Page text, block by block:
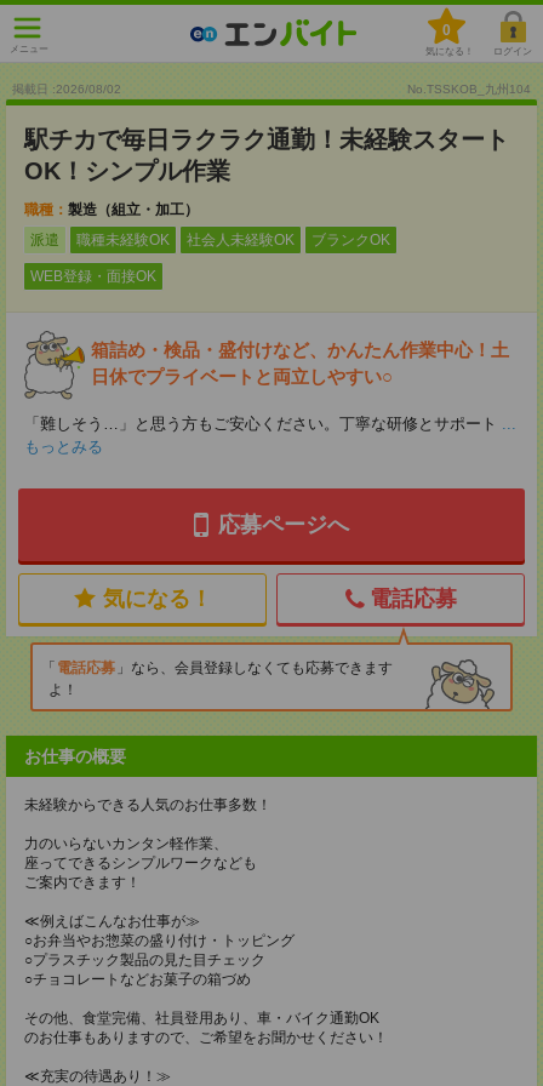
メニュー
0
気になる！ ログイン
掲載日 :2026/08/02 No.TSSKOB_九州104
駅チカで毎日ラクラク通勤！未経験スタート
OK！シンプル作業
職種： 製造（組立・加工）
派遣
職種未経験OK 社会人未経験OK ブランクOK
WEB登録・面接OK
箱詰め・検品・盛付けなど、かんたん作業中心！土
日休でプライベートと両立しやすい○
「難しそう…」と思う方もご安心ください。丁寧な研修とサポート ...
もっとみる
応募ページへ
気になる！ 電話応募
電話応募
なら、会員登録しなくても応募できます
よ！
お仕事の概要
未経験からできる人気のお仕事多数！
力のいらないカンタン軽作業、
座ってできるシンプルワークなども
ご案内できます！
≪例えばこんなお仕事が≫
○お弁当やお惣菜の盛り付け・トッピング
○プラスチック製品の見た目チェック
○チョコレートなどお菓子の箱づめ
その他、食堂完備、社員登用あり、車・バイク通勤OK
のお仕事もありますので、ご希望をお聞かせください！
≪充実の待遇あり！≫